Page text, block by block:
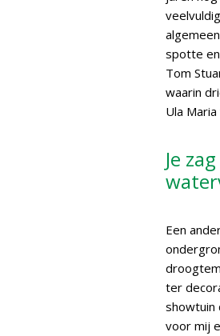
spotte
Tom
waarin
Ula
Je
Een
ter
showtuin
voor mij